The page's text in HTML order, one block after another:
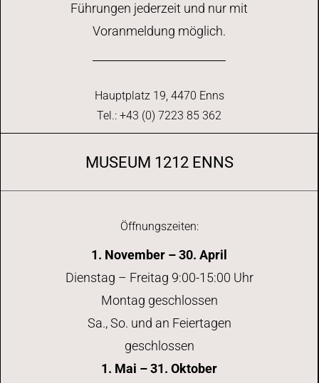
Führungen jederzeit und nur mit
Voranmeldung möglich.
Hauptplatz 19, 4470 Enns
Tel.: +43 (0) 7223 85 362
MUSEUM 1212 ENNS
Öffnungszeiten:
1. November – 30. April
Dienstag – Freitag 9:00-15:00 Uhr
Montag geschlossen
Sa., So. und an Feiertagen
geschlossen
1. Mai – 31. Oktober